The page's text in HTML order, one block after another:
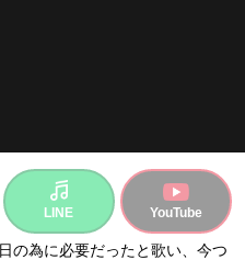
LINE YouTube
の為に必要だったと歌い、今つ